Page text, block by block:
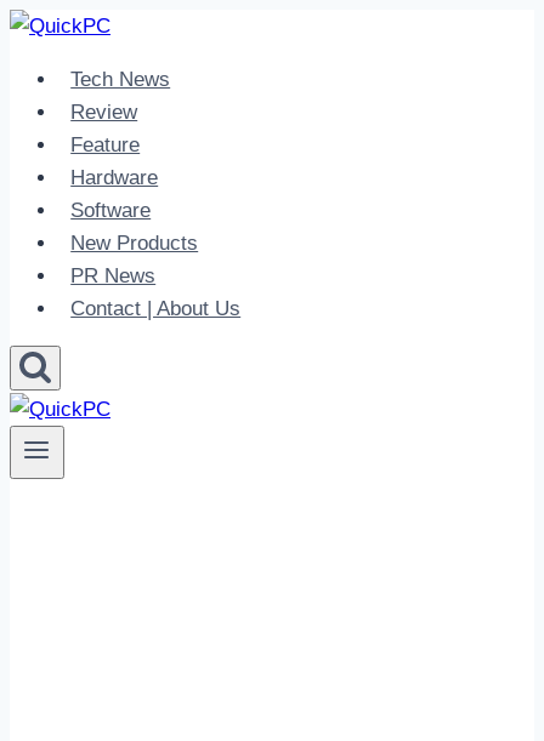
Skip
contentTech News
Review
Feature
Hardware
Software
New Products
PR News
Contact | About Us